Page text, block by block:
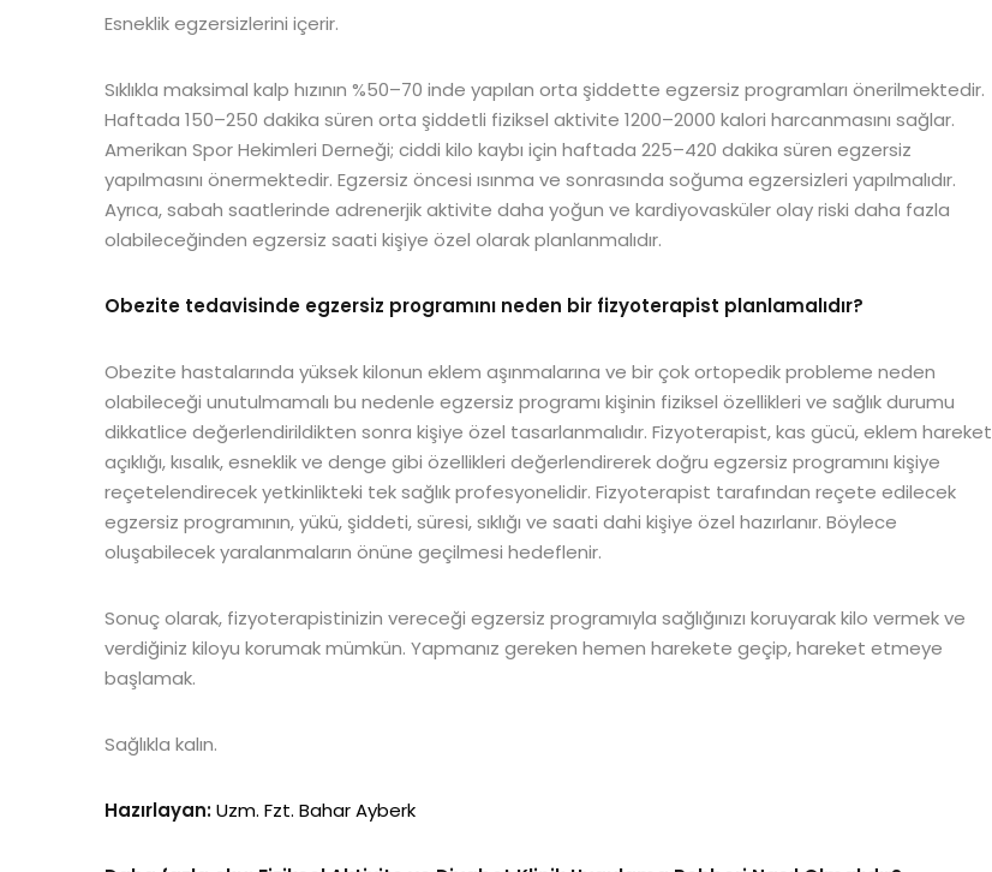
Esneklik egzersizlerini içerir.
Sıklıkla maksimal kalp hızının %50–70 inde yapılan orta şiddette egzersiz programları önerilmektedir.
Haftada 150–250 dakika süren orta şiddetli fiziksel aktivite 1200–2000 kalori harcanmasını sağlar.
Amerikan Spor Hekimleri Derneği; ciddi kilo kaybı için haftada 225–420 dakika süren egzersiz
yapılmasını önermektedir. Egzersiz öncesi ısınma ve sonrasında soğuma egzersizleri yapılmalıdır.
Ayrıca, sabah saatlerinde adrenerjik aktivite daha yoğun ve kardiyovasküler olay riski daha fazla
olabileceğinden egzersiz saati kişiye özel olarak planlanmalıdır.
Obezite tedavisinde egzersiz programını neden bir fizyoterapist planlamalıdır?
Obezite hastalarında yüksek kilonun eklem aşınmalarına ve bir çok ortopedik probleme neden
olabileceği unutulmamalı bu nedenle egzersiz programı kişinin fiziksel özellikleri ve sağlık durumu
dikkatlice değerlendirildikten sonra kişiye özel tasarlanmalıdır. Fizyoterapist, kas gücü, eklem hareket
açıklığı, kısalık, esneklik ve denge gibi özellikleri değerlendirerek doğru egzersiz programını kişiye
reçetelendirecek yetkinlikteki tek sağlık profesyonelidir. Fizyoterapist tarafından reçete edilecek
egzersiz programının, yükü, şiddeti, süresi, sıklığı ve saati dahi kişiye özel hazırlanır. Böylece
oluşabilecek yaralanmaların önüne geçilmesi hedeflenir.
Sonuç olarak, fizyoterapistinizin vereceği egzersiz programıyla sağlığınızı koruyarak kilo vermek ve
verdiğiniz kiloyu korumak mümkün. Yapmanız gereken hemen harekete geçip, hareket etmeye
başlamak.
Sağlıkla kalın.
Hazırlayan:Uzm. Fzt. Bahar Ayberk